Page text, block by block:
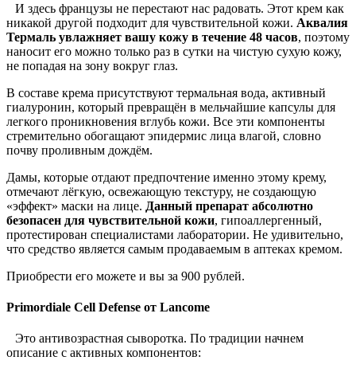
И здесь французы не перестают нас радовать. Этот крем как
никакой другой подходит для чувствительной кожи. Аквалия
Термаль увлажняет вашу кожу в течение 48 часов, поэтому
наносит его можно только раз в сутки на чистую сухую кожу,
не попадая на зону вокруг глаз.
В составе крема присутствуют термальная вода, активный
гиалуронин, который превращён в мельчайшие капсулы для
легкого проникновения вглубь кожи. Все эти компоненты
стремительно обогащают эпидермис лица влагой, словно
почву проливным дождём.
Дамы, которые отдают предпочтение именно этому крему,
отмечают лёгкую, освежающую текстуру, не создающую
«эффект» маски на лице. Данный препарат абсолютно
безопасен для чувствительной кожи, гипоаллергенный,
протестирован специалистами лаборатории. Не удивительно,
что средство является самым продаваемым в аптеках кремом.
Приобрести его можете и вы за 900 рублей.
Primordiale Cell Defense от Lancome
Это антивозрастная сыворотка. По традиции начнем
описание с активных компонентов: